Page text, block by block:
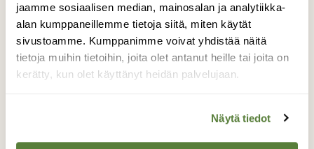
jaamme sosiaalisen median, mainosalan ja analytiikka-
alan kumppaneillemme tietoja siitä, miten käytät
sivustoamme. Kumppanimme voivat yhdistää näitä
tietoja muihin tietoihin, joita olet antanut heille tai joita on
kerätty, kun olet käyttänyt heidän palvelujaan.
Näytä tiedot
Kukintaa kylätien varrella.
Valokuvaaja: Liisa Niiva-Korpela, Taipalsaari
28.5.2026
TAKAISIN LISTAAN